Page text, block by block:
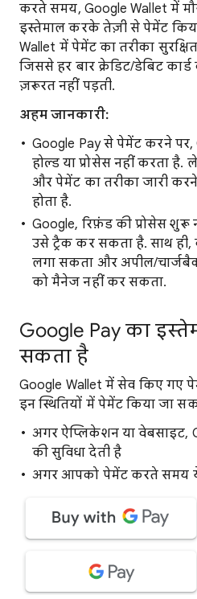
करते समय, Google Wallet में
इस्तेमाल करके तेज़ी से पेमेंट
Wallet में पेमेंट का तरीका
जिससे हर बार क्रेडिट/डेबिट
ज़रूरत नहीं पड़ती.
अहम जानकारी:
Google Pay से पेमेंट करने
होल्ड या प्रोसेस नहीं करता है.
और पेमेंट का तरीका जारी करने
होता है.
Google, रिफ़ंड की प्रोसेस
उसे ट्रैक कर सकता है. साथ
लगा सकता और अपील/
को मैनेज नहीं कर सकता.
Google Pay का
सकता है
Google Wallet में सेव किए गए
इन स्थितियों में पेमेंट किया जा
अगर ऐप्लिकेशन या वेबसाइट,
की सुविधा देती है
अगर आपको पेमेंट करते समय